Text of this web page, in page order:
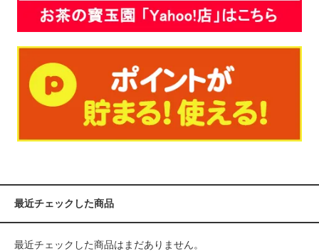
最近チェックした商品
最近チェックした商品はまだありません。